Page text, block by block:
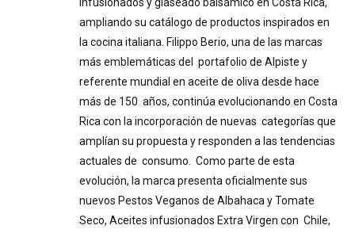
infusionados y glaseado balsámico en Costa Rica,
ampliando su catálogo de productos inspirados en
la cocina italiana. Filippo Berio, una de las marcas
más emblemáticas del portafolio de Alpiste y
referente mundial en aceite de oliva desde hace
más de 150 años, continúa evolucionando en Costa
Rica con la incorporación de nuevas categorías que
amplían su propuesta y responden a las tendencias
actuales de consumo. Como parte de esta
evolución, la marca presenta oficialmente sus
nuevos Pestos Veganos de Albahaca y Tomate
Seco, Aceites infusionados Extra Virgen con Chile,